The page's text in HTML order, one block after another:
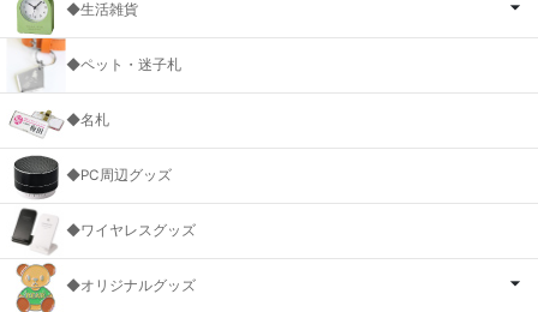
◆生活雑貨
◆ペット・迷子札
◆名札
◆PC周辺グッズ
◆ワイヤレスグッズ
◆オリジナルグッズ